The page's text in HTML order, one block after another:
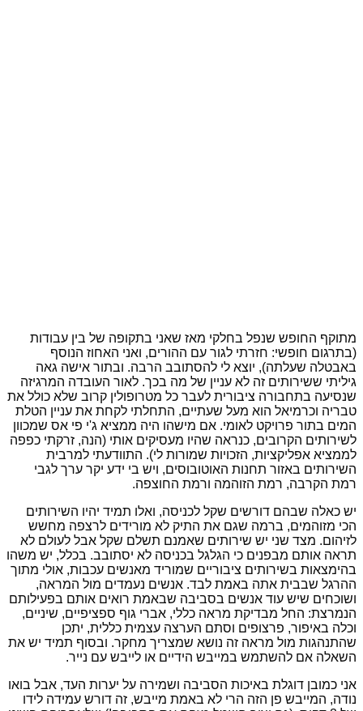
מתוקף החופש שנפל בחלקי מאז שאני בתקופה של בין עבודות
(בתרגום חופשי: חזרתי לגור עם ההורים, ואני האחוז הנוסף
באבטלה שעלתה), יוצא לי להסתובב הרבה. ובתור אישה גאה
גיליתי ששירותים זה לא עניין של מה בכך. לאור העובדה המרגיזה
שנסיעה בתחבורה ציבורית לעבר כל מטרופולין קרוב שלא כולל את
טבריה וכרמיאל הוא מעל שעתיים, התחלתי לקחת את עניין הטלת
המים בתור פרויקט לאומי. אם מישהו היה ממציא ג'י פי אס שמכוון
לשירותים הקרובים, כנראה שהיו מעסיקים אותי (הנה, זרקתי כפפה
לממציא אפליקציות, הזכויות שמורות לי). התוודעתי למרבית
השירותים באזור תחנות האוטובוסים, ויש בי ידע יקר ערך לגבי
רמת הקרבה, רמת הזוהמה ורמת החוצפה.
יש כאלה שבהם דורשים שקל לכניסה, ואלו תמיד יהיו השירותים
הכי מזוהמים, ברמה שגם את התיק לא מורידים לרצפה מחשש
לזיהום. מצד שני יש שירותים שאמנם תשלם שקל אבל לעולם לא
תראה אותם מבפנים כי הגלגל בכניסה לא יסתובב. בכלל, יש משהו
בהימצאות בשירותים ציבוריים שמוריד מאנשים עכבות, אולי מתוך
ההרגל שבבית אתה באמת לבד. אנשים נעמדים מול המראה,
ושוכחים שיש עוד אנשים בסביבה שבאמת רואים אותם בפעילותם
הנמרצת: החל מבדיקת מראה כללי, אברי גוף ספציפיים, שיניים,
וכלה באיפור, פרצופים וסתם הערצה עצמית כללית, יתכן
שהתנהגות מול מראה זה נושא שמצריך מחקר. ובסוף תמיד יש את
השאלה אם להשתמש במייבש הידיים או לייבש עם נייר.
אני כמובן דוגלת באיכות הסביבה ושמירה על יערות העד, אבל בואו
נודה, המייבש פן הזה הרי לא באמת מייבש, זה דורש עמידה לידו